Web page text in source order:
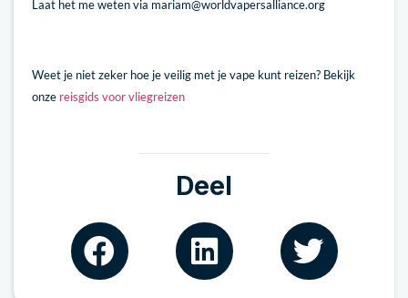
Laat het me weten via mariam@worldvapersalliance.org
Weet je niet zeker hoe je veilig met je vape kunt reizen? Bekijk
onze reisgids voor vliegreizen
Deel